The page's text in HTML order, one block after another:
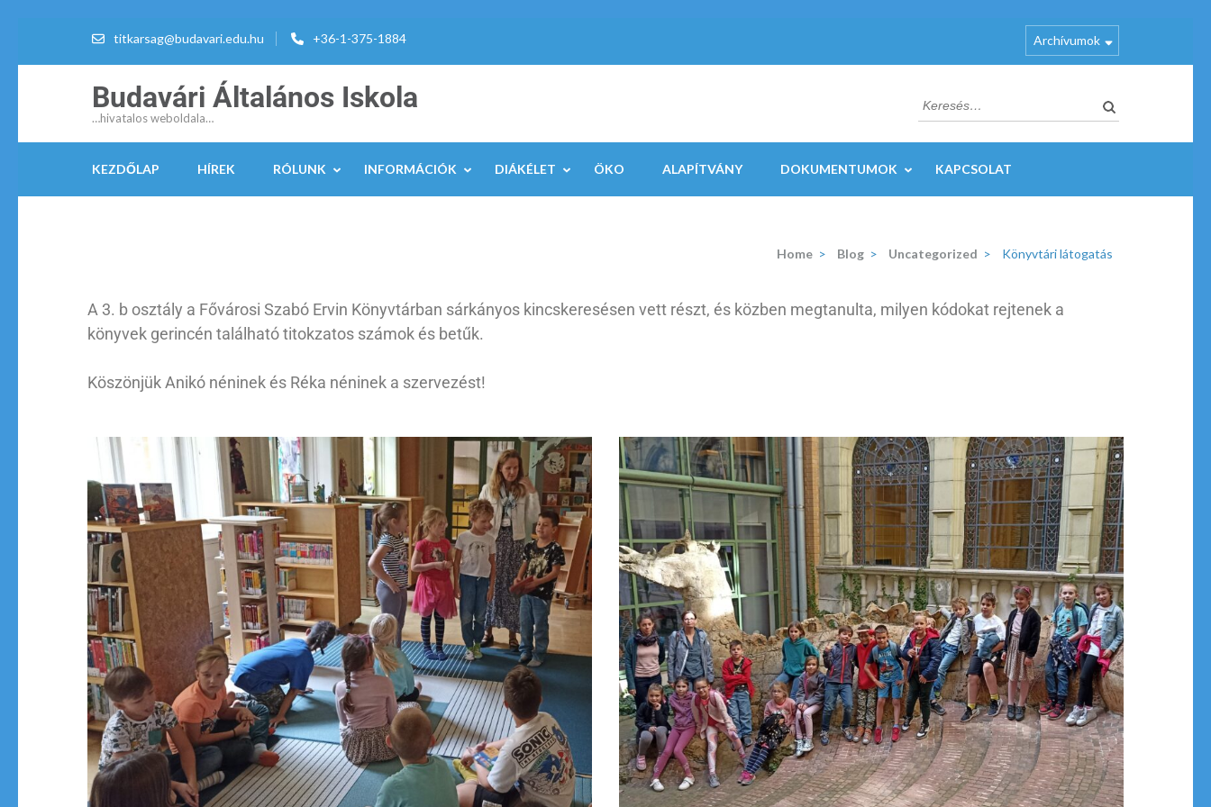
titkarsag@budavari.edu.hu +36-1-375-1884 Archívumok
Budavári Általános Iskola
…hivatalos weboldala…
KEZDŐLAP HÍREK RÓLUNK INFORMÁCIÓK DIÁKÉLET ÖKO ALAPÍTVÁNY DOKUMENTUMOK KAPCSOLAT
Home > Blog > Uncategorized > Könyvtári látogatás
A 3. b osztály a Fővárosi Szabó Ervin Könyvtárban sárkányos kincskeresésen vett részt, és közben megtanulta, milyen kódokat rejtenek a
könyvek gerincén található titokzatos számok és betűk.
Köszönjük Anikó néninek és Réka néninek a szervezést!